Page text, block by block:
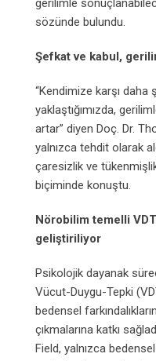
gerilimle
sözünde bulundu.
Şefkat ve kabul,
“Kendimize karşı
yaklaştığımızda,
artar” diyen Doç. Dr.
yalnızca tehdit olarak
çaresizlik ve
biçiminde konuştu.
Nörobilim temelli VDT
geliştiriliyor
Psikolojik dayanak
Vücut-Duygu-Tepki
bedensel
çıkmalarına katkı
Field, yalnızca